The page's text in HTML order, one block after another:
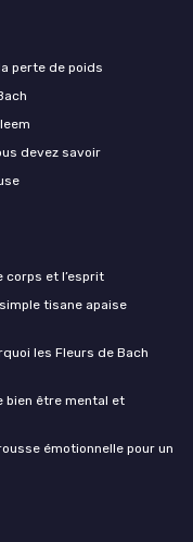
perte de poids
devez savoir
corps et l’esprit
tisane apaise
les Fleurs de Bach
bien être mental et
émotionnelle pour un